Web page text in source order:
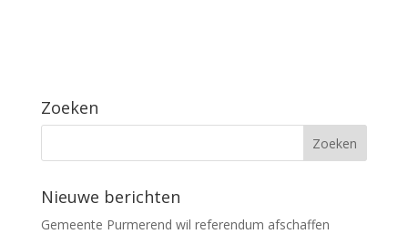
Zoeken
Nieuwe berichten
Gemeente Purmerend wil referendum afschaffen